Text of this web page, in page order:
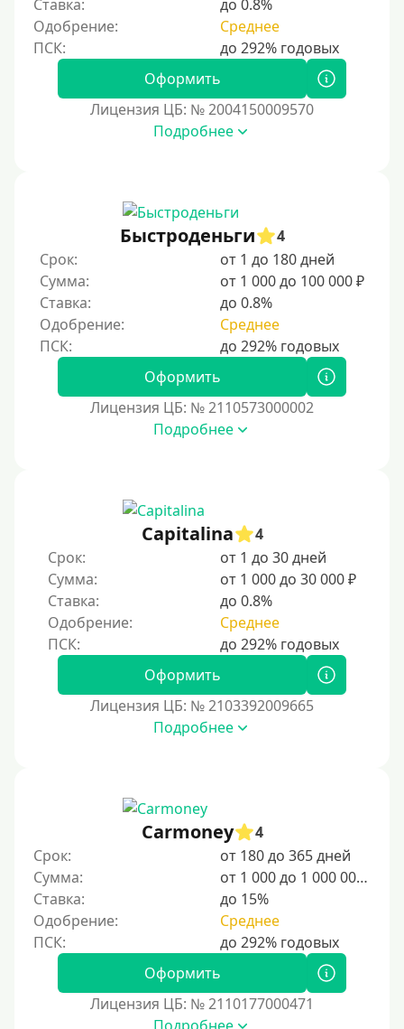
Ставка:
до 0.8%
Одобрение:
Среднее
Оформить
Лицензия ЦБ: № 2004150009570
Подробнее
Быстроденьги
4
Срок:
от 1 до 180 дней
Сумма:
от 1 000 до 100 000 ₽
Ставка:
до 0.8%
Одобрение:
Среднее
Оформить
Лицензия ЦБ: № 2110573000002
Подробнее
Capitalina
4
Срок:
от 1 до 30 дней
Сумма:
от 1 000 до 30 000 ₽
Ставка:
до 0.8%
Одобрение:
Среднее
Оформить
Лицензия ЦБ: № 2103392009665
Подробнее
Carmoney
4
Срок:
от 180 до 365 дней
Сумма:
от 1 000 до 1 000 000 ₽
Ставка:
до 15%
Одобрение:
Среднее
Оформить
Лицензия ЦБ: № 2110177000471